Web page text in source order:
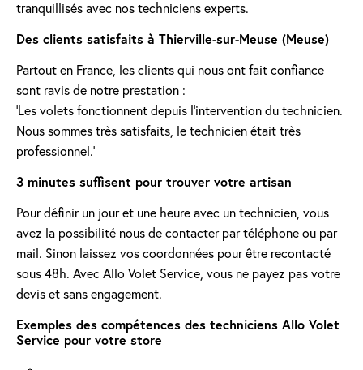
tranquillisés avec nos techniciens experts.
Des clients satisfaits à Thierville-sur-Meuse (Meuse)
Partout en France, les clients qui nous ont fait confiance
sont ravis de notre prestation :
'Les volets fonctionnent depuis l’intervention du technicien.
Nous sommes très satisfaits, le technicien était très
professionnel.'
3 minutes suffisent pour trouver votre artisan
Pour définir un jour et une heure avec un technicien, vous
avez la possibilité nous de contacter par téléphone ou par
mail. Sinon laissez vos coordonnées pour être recontacté
sous 48h. Avec Allo Volet Service, vous ne payez pas votre
devis et sans engagement.
Exemples des compétences des techniciens Allo Volet
Service pour votre store